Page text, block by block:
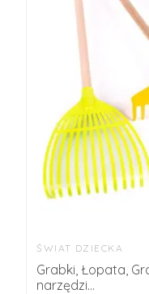
ŚWIAT DZIECKA
Grabki, Łopata,
narzędzi...